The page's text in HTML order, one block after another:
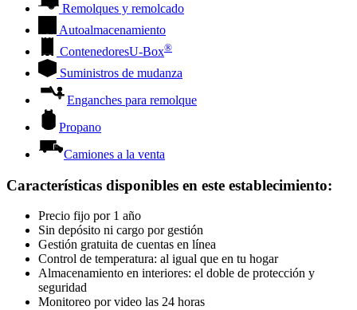
Remolques y remolcado
Autoalmacenamiento
ContenedoresU-Box®
Suministros de mudanza
Enganches para remolque
Propano
Camiones a la venta
Características disponibles en este establecimiento:
Precio fijo por 1 año
Sin depósito ni cargo por gestión
Gestión gratuita de cuentas en línea
Control de temperatura: al igual que en tu hogar
Almacenamiento en interiores: el doble de protección y
seguridad
Monitoreo por video las 24 horas